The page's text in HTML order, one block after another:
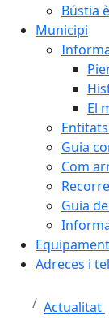
Bústia
Municipi
El
Guia
Com
Guia
Adreces i
Actualitat